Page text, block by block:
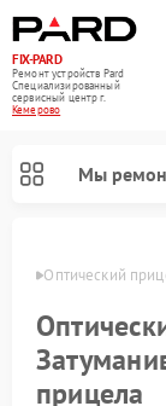
FIX-PARD
Ремонт устройств Pard
Специализированный
cервисный центр г.
Кемерово
Мы
Оптический
прицела